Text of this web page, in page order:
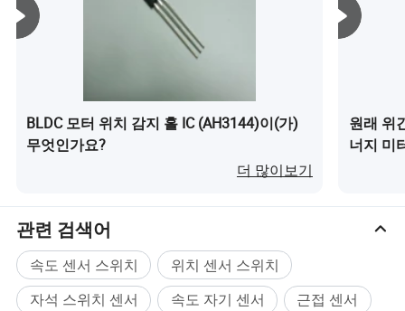
BLDC 모터 위치 감지 홀 IC (AH3144)이(가)
무엇인가요?
더 많이보기
원래 위
너지 미
관련 검색어
속도 센서 스위치
위치 센서 스위치
자석 스위치 센서
속도 자기 센서
근접 센서